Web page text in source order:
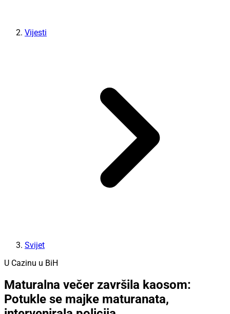
Vijesti
Svijet
U Cazinu u BiH
Maturalna večer završila kaosom:
Potukle se majke maturanata,